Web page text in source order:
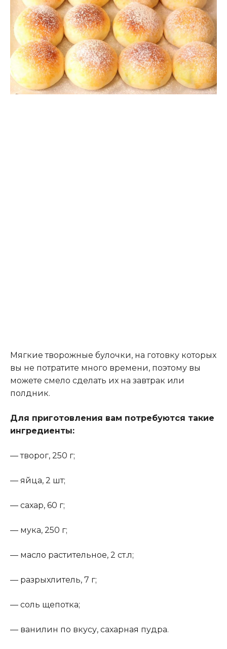
Мягкие творожные булочки, на готовку которых
вы не потратите много времени, поэтому вы
можете смело сделать их на завтрак или
полдник.
Для приготовления вам потребуются такие
ингредиенты:
— творог, 250 г;
— яйца, 2 шт;
— сахар, 60 г;
— мука, 250 г;
— масло растительное, 2 ст.л;
— разрыхлитель, 7 г;
— соль щепотка;
— ванилин по вкусу, сахарная пудра.